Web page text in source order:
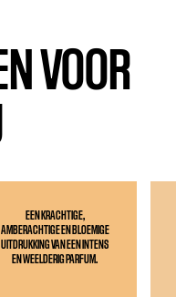
VOOR
EEN KRACHTIGE,
AMBERACHTIGE EN BLOEMIGE
UITDRUKKING VAN EEN INTENS
EN WEELDERIG PARFUM.